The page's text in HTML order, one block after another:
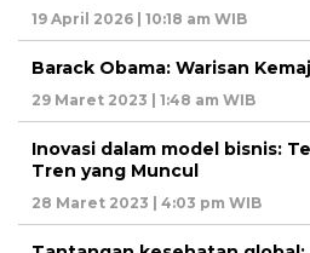
19 April 2026 | 10:18 am WIB
Barack Obama: Warisan
29 Maret 2023 | 1:48 am WIB
Inovasi dalam model bisnis:
Tren yang Muncul
28 Maret 2023 | 4:03 pm WIB